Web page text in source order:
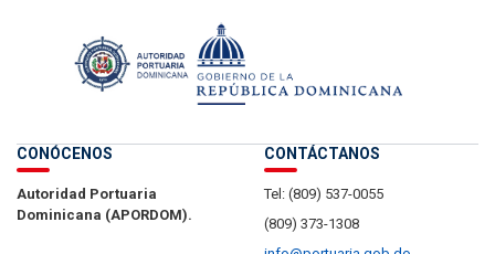
CONÓCENOS
Autoridad Portuaria
Dominicana (APORDOM).
CONTÁCTANOS
Tel: (809) 537-0055
(809) 373-1308